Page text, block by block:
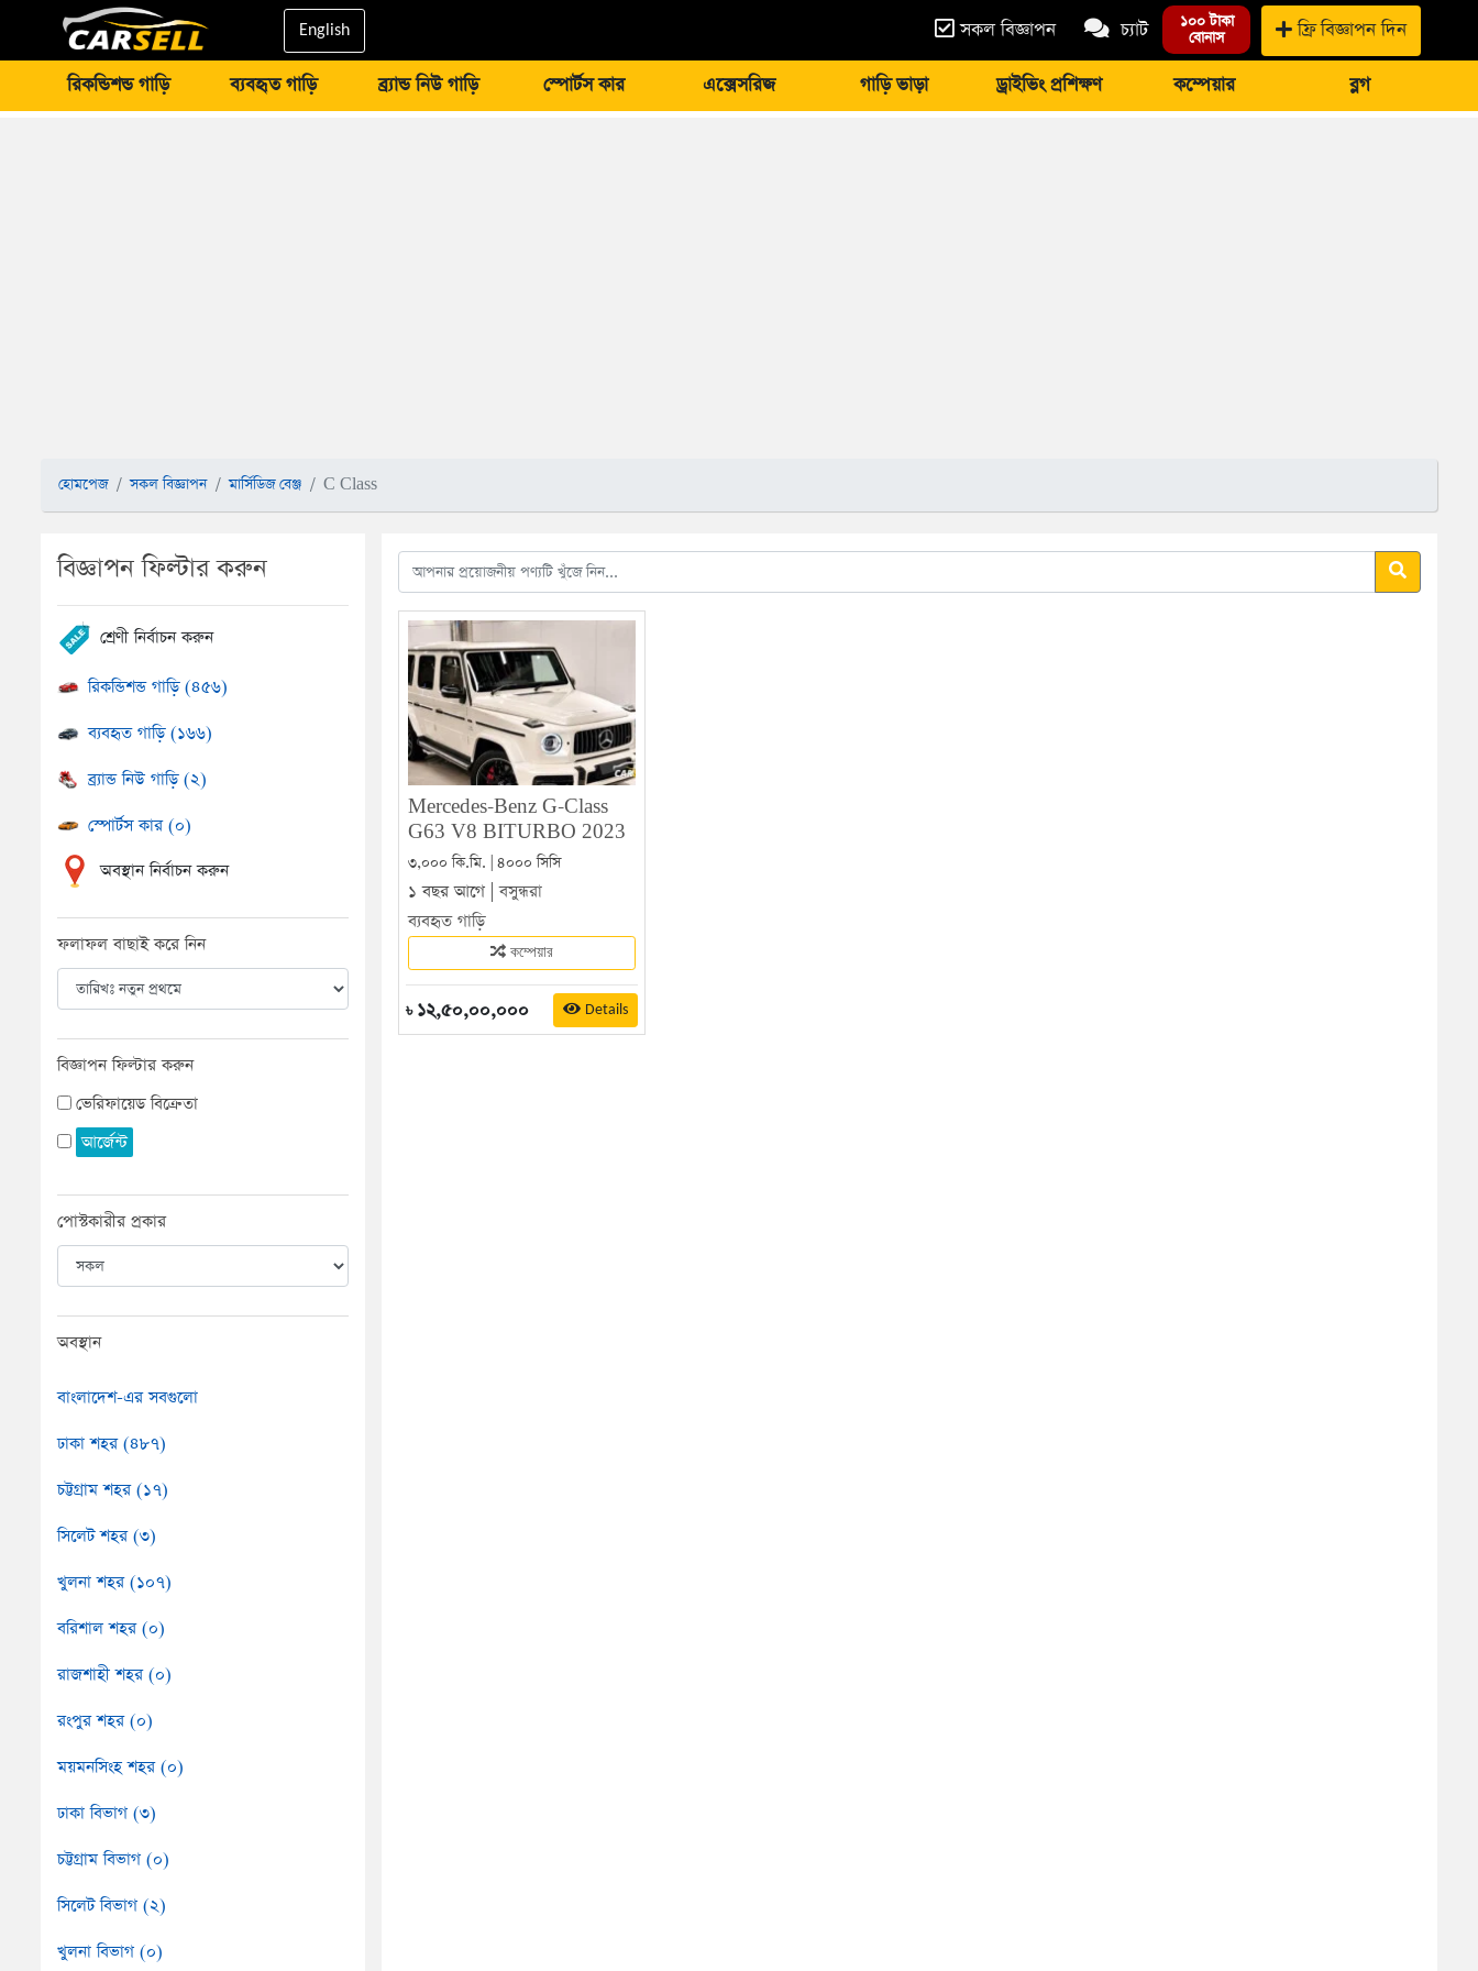
English সকল বিজ্ঞাপন চ্যাট ১০০ টাকা
বোনাস ফ্রি বিজ্ঞাপন দিন
রিকন্ডিশন্ড গাড়ি ব্যবহৃত গাড়ি ব্র্যান্ড নিউ গাড়ি স্পোর্টস কার এক্সেসরিজ গাড়ি ভাড়া ড্রাইভিং প্রশিক্ষণ কম্পেয়ার ব্লগ
হোমপেজ সকল বিজ্ঞাপন মার্সিডিজ বেঞ্জ C Class
বিজ্ঞাপন ফিল্টার করুন
শ্রেণী নির্বাচন করুন
রিকন্ডিশন্ড গাড়ি (৪৫৬)
ব্যবহৃত গাড়ি (১৬৬)
ব্র্যান্ড নিউ গাড়ি (২)
স্পোর্টস কার (০)
অবস্থান নির্বাচন করুন
ফলাফল বাছাই করে নিন
বিজ্ঞাপন ফিল্টার করুন
ভেরিফায়েড বিক্রেতা
আর্জেন্ট
পোস্টকারীর প্রকার
অবস্থান
বাংলাদেশ-এর সবগুলো
ঢাকা শহর (৪৮৭)
চট্টগ্রাম শহর (১৭)
সিলেট শহর (৩)
খুলনা শহর (১০৭)
বরিশাল শহর (০)
রাজশাহী শহর (০)
রংপুর শহর (০)
ময়মনসিংহ শহর (০)
ঢাকা বিভাগ (৩)
চট্টগ্রাম বিভাগ (০)
সিলেট বিভাগ (২)
খুলনা বিভাগ (০)
Mercedes-Benz G-Class
G63 V8 BITURBO 2023
৩,০০০ কি.মি. | ৪০০০ সিসি
১ বছর আগে |বসুন্ধরা
ব্যবহৃত গাড়ি
কম্পেয়ার
৳ ১২,৫০,০০,০০০ Details